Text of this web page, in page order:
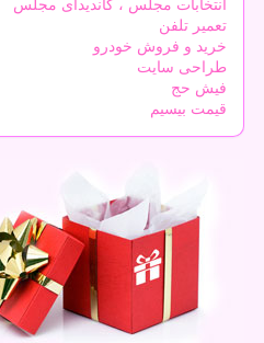
انتخابات مجلس ، کاندیدای مجلس
تعمیر تلفن
خرید و فروش خودرو
طراحی سایت
فیش حج
قیمت بیسیم